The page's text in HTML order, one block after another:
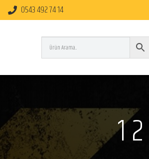
0543 492 74 14
1